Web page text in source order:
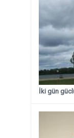
İki gün